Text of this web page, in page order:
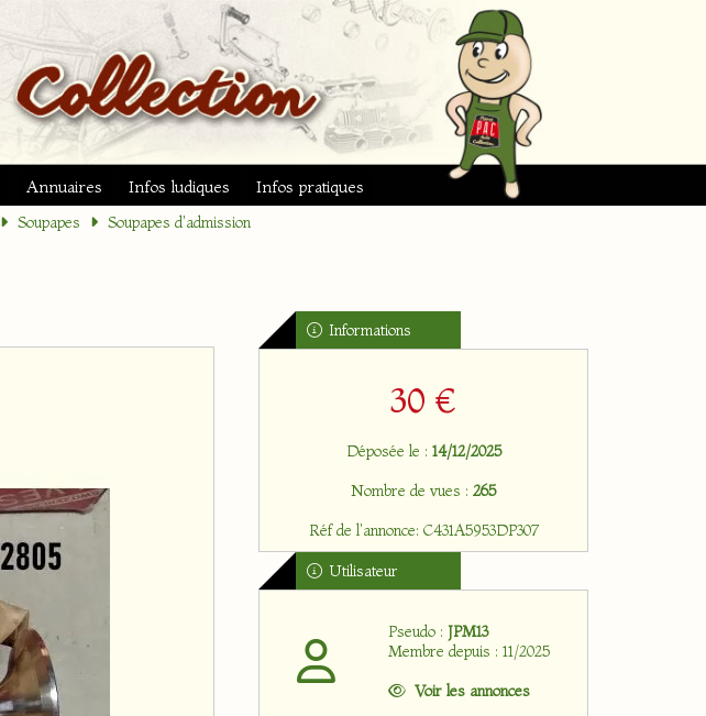
Annuaires Infos ludiques Infos pratiques
Soupapes Soupapes d'admission
Informations
30 €
Déposée le : 14/12/2025
Nombre de vues : 265
Réf de l'annonce: C431A5953DP307
Utilisateur
Pseudo : JPM13
Membre depuis : 11/2025
Voir les annonces